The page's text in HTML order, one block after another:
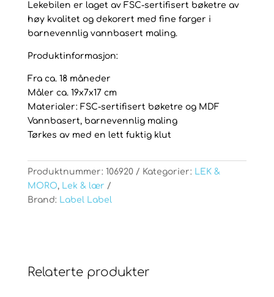
Lekebilen er laget av FSC-sertifisert bøketre av
høy kvalitet og dekorert med fine farger i
barnevennlig vannbasert maling.
Produktinformasjon:
Fra ca. 18 måneder
Måler ca. 19x7x17 cm
Materialer: FSC-sertifisert bøketre og MDF
Vannbasert, barnevennlig maling
Tørkes av med en lett fuktig klut
Produktnummer: 106920 Kategorier: LEK &
MORO, Lek & lær
Brand: Label Label
Relaterte produkter